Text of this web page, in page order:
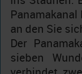
an den Sie
Der
sieben